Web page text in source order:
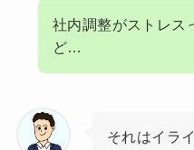
社内調整がストレス
ど…
それはイラ